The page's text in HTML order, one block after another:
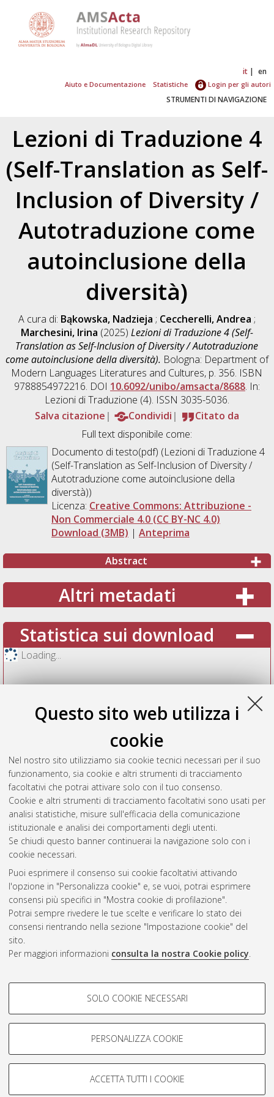
Questo sito web utilizza i
cookie
Nel nostro sito utilizziamo sia cookie tecnici necessari per il suo
funzionamento, sia cookie e altri strumenti di tracciamento
facoltativi che potrai attivare solo con il tuo consenso.
Cookie e altri strumenti di tracciamento facoltativi sono usati per
analisi statistiche, misure sull'efficacia della comunicazione
istituzionale e analisi dei comportamenti degli utenti.
Se chiudi questo banner continuerai la navigazione solo con i
cookie necessari.
Puoi esprimere il consenso sui cookie facoltativi attivando
l'opzione in "Personalizza cookie" e, se vuoi, potrai esprimere
consensi più specifici in "Mostra cookie di profilazione".
Potrai sempre rivedere le tue scelte e verificare lo stato dei
consensi rientrando nella sezione "Impostazione cookie" del
sito.
Per maggiori informazioni consulta la nostra Cookie policy.
COOKIE DI PROFILAZIONE -
Si tratta di cookie utilizzati per analizzare le caratteristiche della
navigazione degli utenti, creare profili in base al loro comportamento
Mostra cookie di profilazione
COOKIE TECNICI - NECESSARI
SOLO COOKIE NECESSARI
PERSONALIZZA COOKIE
ACCETTA TUTTI I COOKIE
it en
Aiuto e Documentazione Statistiche Login per gli autori
STRUMENTI DI NAVIGAZIONE
Lezioni di Traduzione 4
(Self-Translation as Self-
Inclusion of Diversity /
Autotraduzione come
autoinclusione della
diversità)
A cura di: Bąkowska, Nadzieja ; Ceccherelli, Andrea ;
Marchesini, Irina (2025) Lezioni di Traduzione 4 (Self-
Translation as Self-Inclusion of Diversity / Autotraduzione
come autoinclusione della diversità). Bologna: Department of
Modern Languages Literatures and Cultures, p. 356. ISBN
9788854972216. DOI 10.6092/unibo/amsacta/8688. In:
Lezioni di Traduzione (4). ISSN 3035-5036.
Salva citazione
Condividi
Citato da
Full text disponibile come:
Documento di testo(pdf) (Lezioni di Traduzione 4
(Self-Translation as Self-Inclusion of Diversity /
Autotraduzione come autoinclusione della
diverstà))
Licenza: Creative Commons: Attribuzione -
Non Commerciale 4.0 (CC BY-NC 4.0)
Download (3MB) | Anteprima
Abstract
Altri metadati
Statistica sui download
Loading...
Vedi altre statistiche
Gestione del documento:
Atom
Rss
2.0
AMS Acta
ISSN: 2038-7954
re3data.org -
doi.org/10.17616/R3P19R
Servizio implementato e
Impostazioni Cookie
repository